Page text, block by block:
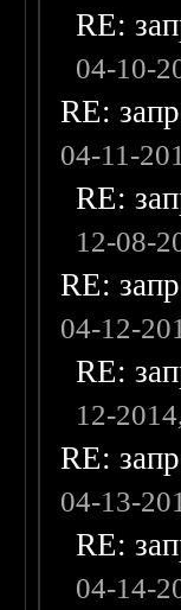
RE:
04-10-
RE:
04-11-
RE:
12-08-
RE:
04-12-
RE:
12-
RE:
04-13-
RE:
04-14-